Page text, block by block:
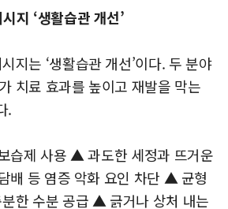
지 ‘생활습관 개선’
지는 ‘생활습관 개선’이다. 두 분야
치료 효과를 높이고 재발을 막는
.
습제 사용 ▲ 과도한 세정과 뜨거운
배 등 염증 악화 요인 차단 ▲ 균형
한 수분 공급 ▲ 긁거나 상처 내는